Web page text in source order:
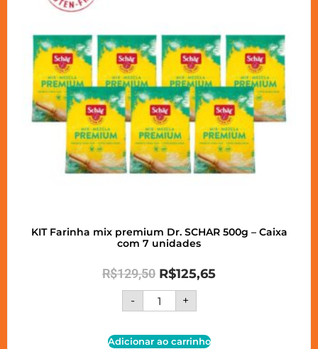
KIT Farinha mix premium Dr. SCHAR 500g – Caixa
com 7 unidades
R$129,50 R$125,65
- +
Adicionar ao carrinho